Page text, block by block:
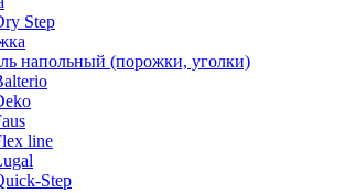
Step
напольный (порожки, уголки)
line
Step